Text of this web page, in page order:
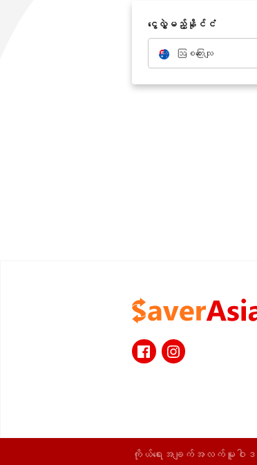
‌ငွေလွှဲမည့်နိုင်ငံ
ဩစတြေးလျ
ကိုယ်ရေးအချက်အလက်မူဝါဒ